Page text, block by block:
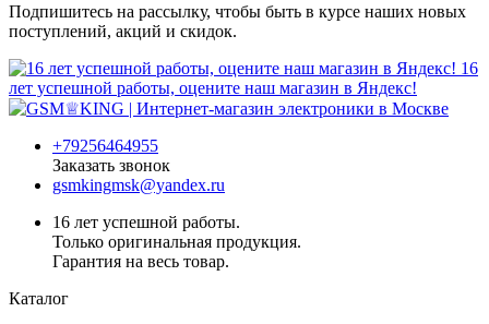
Подпишитесь на рассылку, чтобы быть в курсе наших новых
поступлений, акций и скидок.
16
лет успешной работы, оцените наш магазин в Яндекс!
+79256464955
Заказать звонок
gsmkingmsk@yandex.ru
16 лет успешной работы.
Только оригинальная продукция.
Гарантия на весь товар.
Каталог